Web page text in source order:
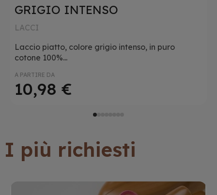
GRIGIO INTENSO
LACCI
Laccio piatto, colore grigio intenso, in puro
cotone 100%...
A PARTIRE DA
10,98 €
I più richiesti